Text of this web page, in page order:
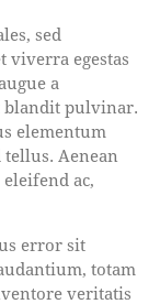
viverra egestas
a
blandit pulvinar.
elementum
Aenean
ac,
error sit
totam
veritatis